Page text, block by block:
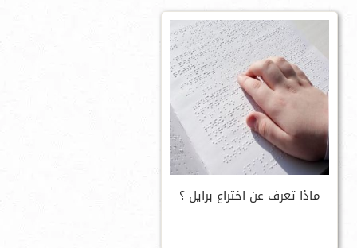
ماذا تعرف عن اختراع برايل ؟